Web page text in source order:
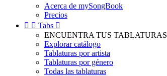
Acerca de mySongBook
Precios
  Tabs 
ENCUENTRA TUS TABLATURAS
Explorar catálogo
Tablaturas por artista
Tablaturas por género
Todas las tablaturas